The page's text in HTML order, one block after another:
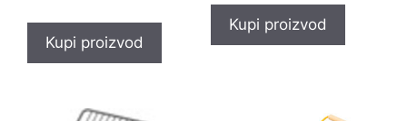
Kupi proizvod
Kupi proizvod